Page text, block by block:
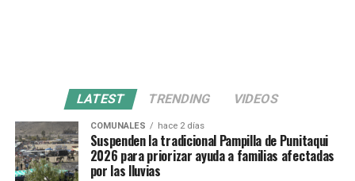
LATEST TRENDING VIDEOS
COMUNALES hace 2 días
Suspenden la tradicional Pampilla de Punitaqui
2026 para priorizar ayuda a familias afectadas
por las lluvias